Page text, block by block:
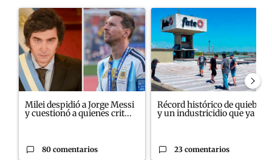
Un artículo de tendencia con el título "Milei despidió a Jorge
Milei despidió a Jorge Messi
y cuestionó a quienes crit...
80 comentarios
Un artículo de tendencia con
Récord histórico de quiebras
y un industricidio que ya ...
23 comentarios